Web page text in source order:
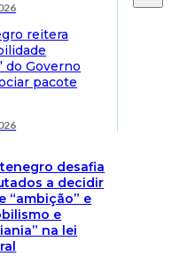
reitera
do Governo
pacote
desafia
a decidir
“ambição” e
e
na lei